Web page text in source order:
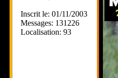
Inscrit le: 01/11/2003
Messages: 131226
Localisation: 93